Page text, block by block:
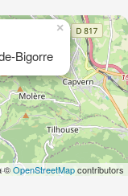
Bigorre
×
©OpenStreetMapcontributors